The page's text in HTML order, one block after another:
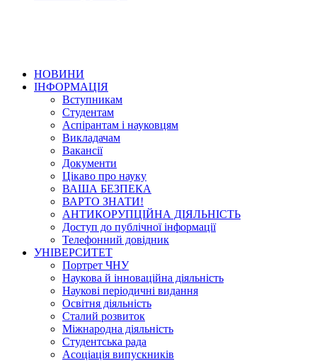
НОВИНИ
ІНФОРМАЦІЯ
Вступникам
Студентам
Аспірантам і науковцям
Викладачам
Вакансії
Документи
Цікаво про науку
ВАША БЕЗПЕКА
ВАРТО ЗНАТИ!
АНТИКОРУПЦІЙНА ДІЯЛЬНІСТЬ
Доступ до публічної інформації
Телефонний довідник
УНІВЕРСИТЕТ
Портрет ЧНУ
Наукова й інноваційна діяльність
Наукові періодичні видання
Освітня діяльність
Сталий розвиток
Міжнародна діяльність
Студентська рада
Асоціація випускників